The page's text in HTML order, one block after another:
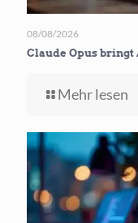
08/08/2026
Claude Opus bringt
Mehr lesen